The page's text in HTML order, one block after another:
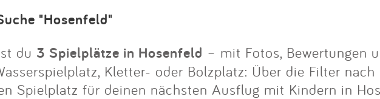
Anmelden
"Hosenfeld"
du 3 Spielplätze in Hosenfeld – mit Fotos, Bewertungen
Kletter- oder Bolzplatz: Über die Filter
Spielplatz für deinen nächsten Ausflug mit Kindern in